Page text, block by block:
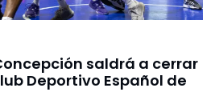
saldrá a cerrar
Deportivo Español de